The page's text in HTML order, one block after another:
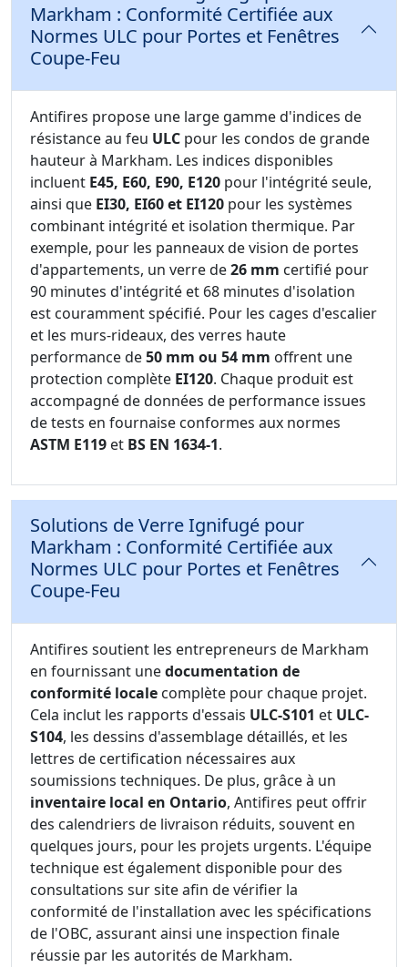
Markham : Conformité Certifiée aux
Normes ULC pour Portes et Fenêtres
Coupe-Feu
Antifires propose une large gamme d'indices de
résistance au feu ULC pour les condos de grande
hauteur à Markham. Les indices disponibles
incluent E45, E60, E90, E120 pour l'intégrité seule,
ainsi que EI30, EI60 et EI120 pour les systèmes
combinant intégrité et isolation thermique. Par
exemple, pour les panneaux de vision de portes
d'appartements, un verre de26 mm certifié pour
90 minutes d'intégrité et 68 minutes d'isolation
est couramment spécifié. Pour les cages d'escalier
et les murs-rideaux, des verres haute
performance de50 mm ou 54 mm offrent une
protection complète EI120. Chaque produit est
accompagné de données de performance issues
de tests en fournaise conformes aux normes
ASTM E119 et BS EN 1634-1.
Solutions de Verre Ignifugé pour
Markham : Conformité Certifiée aux
Normes ULC pour Portes et Fenêtres
Coupe-Feu
Antifires soutient les entrepreneurs de Markham
en fournissant unedocumentation de
conformité locale complète pour chaque projet.
Cela inclut les rapports d'essais ULC-S101 et ULC-
S104, les dessins d'assemblage détaillés, et les
lettres de certification nécessaires aux
soumissions techniques. De plus, grâce à un
inventaire local en Ontario, Antifires peut offrir
des calendriers de livraison réduits, souvent en
quelques jours, pour les projets urgents. L'équipe
technique est également disponible pour des
consultations sur site afin de vérifier la
conformité de l'installation avec les spécifications
de l'OBC, assurant ainsi une inspection finale
réussie par les autorités de Markham.